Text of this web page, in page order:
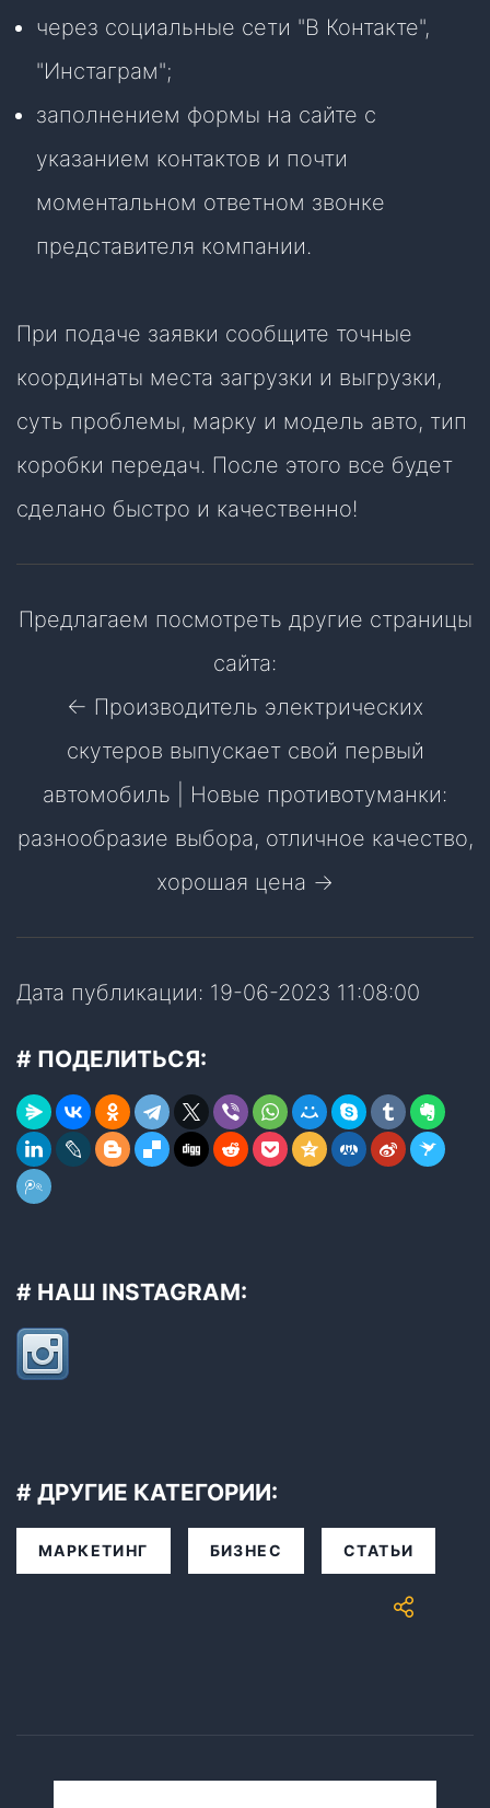
через социальные сети "В Контакте",
"Инстаграм";
заполнением формы на сайте с
указанием контактов и почти
моментальном ответном звонке
представителя компании.
При подаче заявки сообщите точные
координаты места загрузки и выгрузки,
суть проблемы, марку и модель авто, тип
коробки передач. После этого все будет
сделано быстро и качественно!
Предлагаем посмотреть другие страницы
сайта:
← Производитель электрических
скутеров выпускает свой первый
автомобиль
Новые противотуманки:
разнообразие выбора, отличное качество,
хорошая цена →
Дата публикации: 19-06-2023 11:08:00
# ПОДЕЛИТЬСЯ:
# НАШ INSTAGRAM:
# ДРУГИЕ КАТЕГОРИИ:
МАРКЕТИНГ БИЗНЕС СТАТЬИ